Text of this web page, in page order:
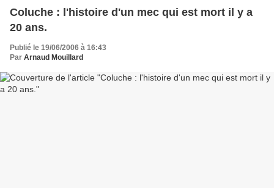
Coluche : l'histoire d'un mec qui est mort il y a
20 ans.
Publié le 19/06/2006 à 16:43
Par Arnaud Mouillard